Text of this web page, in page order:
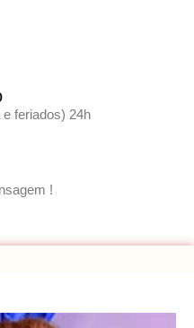
feriados) 24h
!